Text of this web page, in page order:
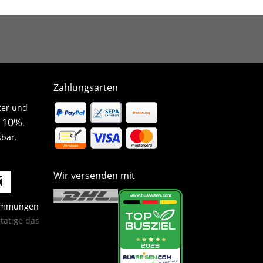
und
10%.
das
Zahlungsarten
Wir versenden mit